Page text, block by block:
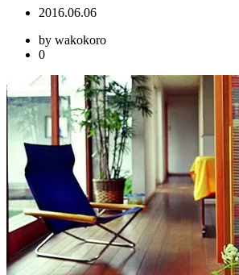
2016.06.06
by wakokoro
0